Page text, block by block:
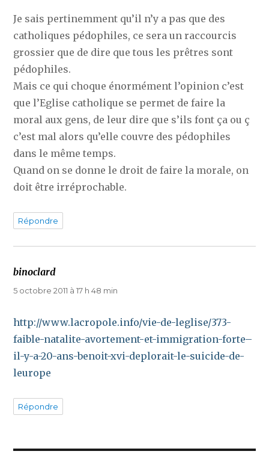
Je sais pertinemment qu’il n’y a pas que des
catholiques pédophiles, ce sera un raccourcis
grossier que de dire que tous les prêtres sont
pédophiles.
Mais ce qui choque énormément l’opinion c’est
que l’Eglise catholique se permet de faire la
moral aux gens, de leur dire que s’ils font ça ou ç
c’est mal alors qu’elle couvre des pédophiles
dans le même temps.
Quand on se donne le droit de faire la morale, on
doit être irréprochable.
Répondre
binoclard
5 octobre 2011 à 17 h 48 min
http://www.lacropole.info/vie-de-leglise/373-
faible-natalite-avortement-et-immigration-forte–
il-y-a-20-ans-benoit-xvi-deplorait-le-suicide-de-
leurope
Répondre